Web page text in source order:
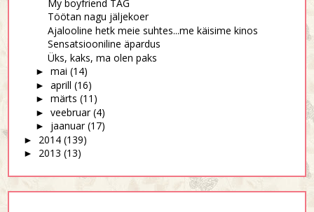
My boyfriend TAG
Töötan nagu jäljekoer
Ajalooline hetk meie suhtes...me käisime kinos
Sensatsiooniline äpardus
Üks, kaks, ma olen paks
► mai (14)
► aprill (16)
► märts (11)
► veebruar (4)
► jaanuar (17)
► 2014 (139)
► 2013 (13)